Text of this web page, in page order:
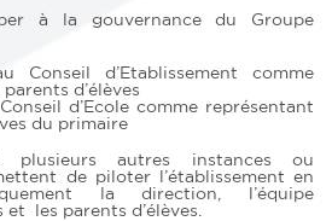
à la gouvernance du Groupe
Conseil d’Etablissement comme
d’élèves
d’Ecole comme représentant
du primaire
plusieurs autres instances ou
de piloter l’établissement en
la direction, l’équipe
les parents d’élèves.